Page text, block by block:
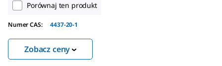
Porównaj ten produkt
Numer CAS: 4437-20-1
Zobacz ceny